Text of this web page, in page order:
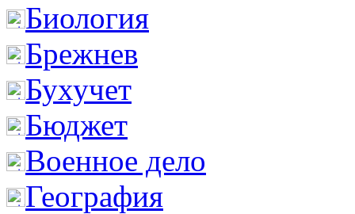
Биология
Брежнев
Бухучет
Бюджет
Военное дело
География